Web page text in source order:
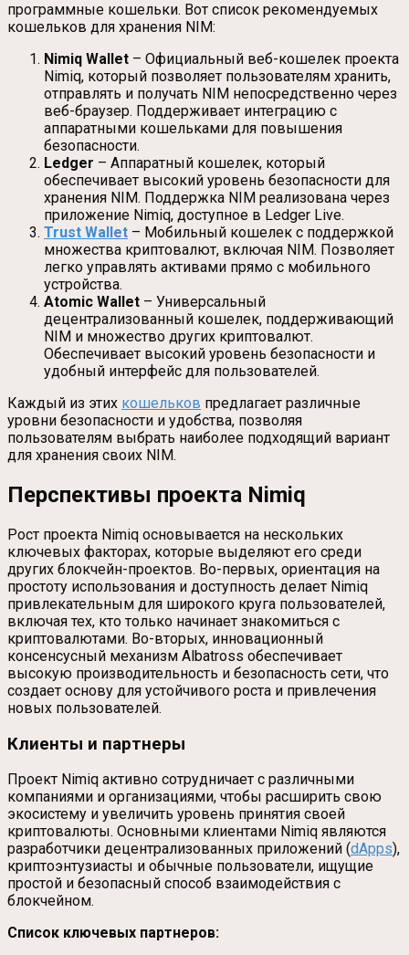
программные кошельки. Вот список рекомендуемых
кошельков для хранения NIM:
Nimiq Wallet – Официальный веб-кошелек проекта
Nimiq, который позволяет пользователям хранить,
отправлять и получать NIM непосредственно через
веб-браузер. Поддерживает интеграцию с
аппаратными кошельками для повышения
безопасности.
Ledger – Аппаратный кошелек, который
обеспечивает высокий уровень безопасности для
хранения NIM. Поддержка NIM реализована через
приложение Nimiq, доступное в Ledger Live.
Trust Wallet – Мобильный кошелек с поддержкой
множества криптовалют, включая NIM. Позволяет
легко управлять активами прямо с мобильного
устройства.
Atomic Wallet – Универсальный
децентрализованный кошелек, поддерживающий
NIM и множество других криптовалют.
Обеспечивает высокий уровень безопасности и
удобный интерфейс для пользователей.
Каждый из этих кошельков предлагает различные
уровни безопасности и удобства, позволяя
пользователям выбрать наиболее подходящий вариант
для хранения своих NIM.
Перспективы проекта Nimiq
Рост проекта Nimiq основывается на нескольких
ключевых факторах, которые выделяют его среди
других блокчейн-проектов. Во-первых, ориентация на
простоту использования и доступность делает Nimiq
привлекательным для широкого круга пользователей,
включая тех, кто только начинает знакомиться с
криптовалютами. Во-вторых, инновационный
консенсусный механизм Albatross обеспечивает
высокую производительность и безопасность сети, что
создает основу для устойчивого роста и привлечения
новых пользователей.
Клиенты и партнеры
Проект Nimiq активно сотрудничает с различными
компаниями и организациями, чтобы расширить свою
экосистему и увеличить уровень принятия своей
криптовалюты. Основными клиентами Nimiq являются
разработчики децентрализованных приложений (dApps),
криптоэнтузиасты и обычные пользователи, ищущие
простой и безопасный способ взаимодействия с
блокчейном.
Список ключевых партнеров: